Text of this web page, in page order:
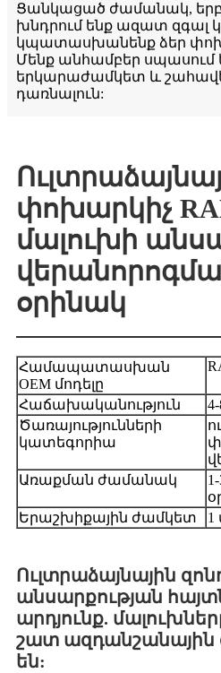
Ցանկացած ժամանակ, երբ
խնդրում ենք ազատ զգալ
կպատասխանենք ձեր
Մենք անհամբեր սպասում
երկարաժամկետ և
դառնալուն:
փոխարկիչ
մալուխի
օրինակ
Համապատասխան
OEM մոդելը
Հաճախականություն
Ծառայությունների
կատեգորիա
Առաքման ժամանակ
Երաշխիքային ժամկետ
1
Ուլտրաձայնային
անսարքության
արդյունք.
շատ ազդանշանային
են: